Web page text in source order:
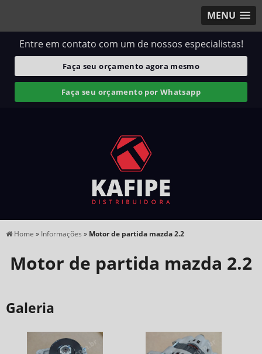
MENU
Entre em contato com um de nossos especialistas!
Faça seu orçamento agora mesmo
Faça seu orçamento por Whatsapp
Home » Informações » Motor de partida mazda 2.2
Motor de partida mazda 2.2
Galeria